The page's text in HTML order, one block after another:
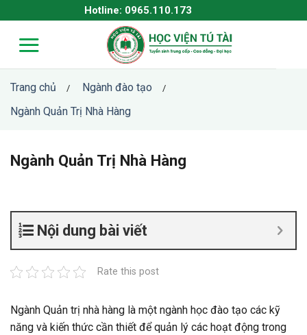
to
content
Hotline: 0965.110.173
Trang chủ / Ngành đào tạo /
Ngành Quản Trị Nhà Hàng
Ngành Quản Trị Nhà Hàng
Nội dung bài viết
Rate this post
Ngành Quản trị nhà hàng là một ngành học đào tạo các kỹ
năng và kiến thức cần thiết để quản lý các hoạt động trong